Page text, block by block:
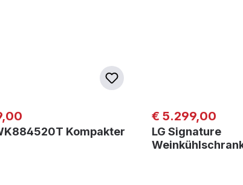
Preis:
Kompakter
Regulärer Preis:
€ 5.299,00
LG Signature